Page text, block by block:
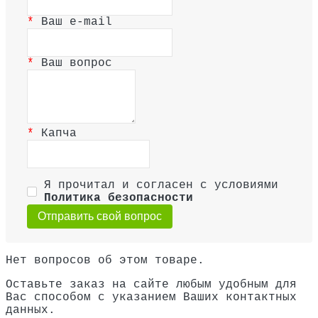
Ваш e-mail
Ваш вопрос
Капча
Я прочитал и согласен с условиями
Политика безопасности
Отправить свой вопрос
Нет вопросов об этом товаре.
Оставьте заказ на сайте любым удобным для
Вас способом с указанием Ваших контактных
данных.